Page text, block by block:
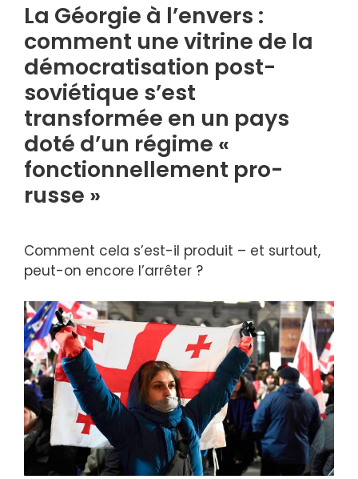
La Géorgie à l’envers :
comment une vitrine de la
démocratisation post-
soviétique s’est
transformée en un pays
doté d’un régime «
fonctionnellement pro-
russe »
Comment cela s’est-il produit – et surtout,
peut-on encore l’arrêter ?